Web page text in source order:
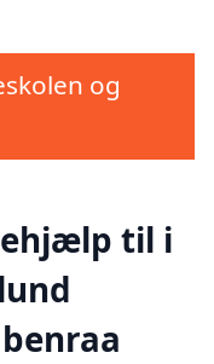
og
til i